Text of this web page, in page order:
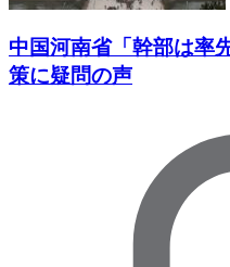
中国河南省「幹部は
策に疑問の声